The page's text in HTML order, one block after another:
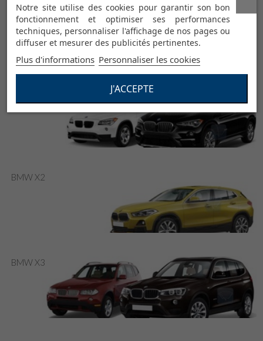
BMW Serie 7
BMW X2
BMW X3
Notre site utilise des cookies pour garantir son bon
fonctionnement et optimiser ses performances
techniques, personnaliser l'affichage de nos pages ou
diffuser et mesurer des publicités pertinentes.
Plus d'informations Personnaliser les cookies
J'ACCEPTE